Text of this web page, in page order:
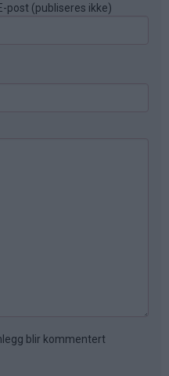
post (publiseres ikke)
blir kommentert